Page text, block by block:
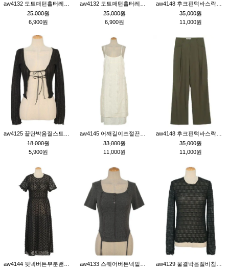
25,000원
6,900원
25,000원
6,900원
35,000원
11,000원
18,000원
5,900원
33,000원
11,000원
35,000원
11,000원